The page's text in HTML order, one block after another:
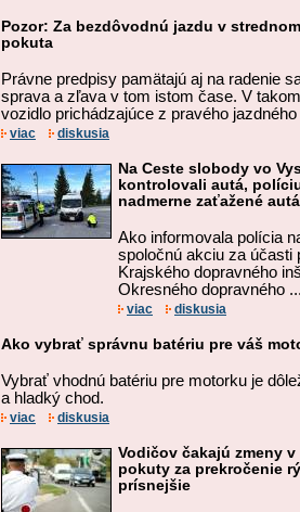
Pozor: Za bezdôvodnú jazdu v
pokuta
Právne predpisy pamätajú aj na radenie
sprava a zľava v tom istom čase. V
vozidlo prichádzajúce z pravého jazdného
viac diskusia
Na Ceste slobody vo
kontrolovali autá,
nadmerne zaťažené autá
Ako informovala polícia
spoločnú akciu za účasti
Krajského dopravného
Okresného dopravného
viac diskusia
Ako vybrať správnu batériu pre váš
Vybrať vhodnú batériu pre motorku je
a hladký chod.
viac diskusia
Vodičov čakajú zmeny
pokuty za prekročenie
prísnejšie